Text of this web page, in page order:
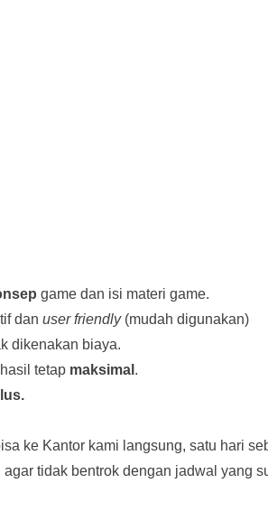
game dan isi materi game.
dan user friendly(mudah digunakan)
dikenakan biaya.
tetap maksimal .
ke Kantor kami langsung, satu hari
tidak bentrok dengan jadwal yang